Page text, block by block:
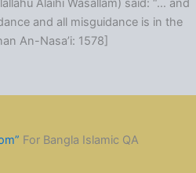
Alaihi Wasallam) said: “… and
and all misguidance is in the
An-Nasa’i: 1578]
For Bangla Islamic QA